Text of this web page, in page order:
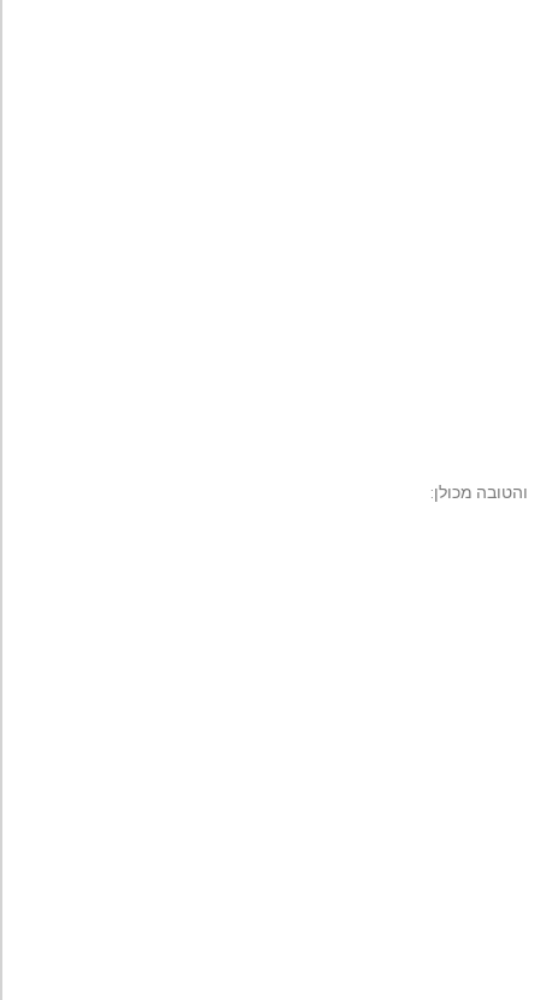
והטובה מכולן: